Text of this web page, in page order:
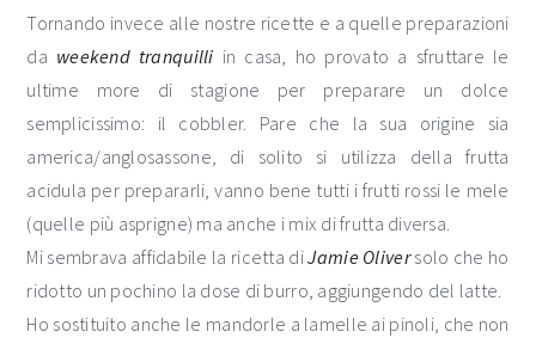
Tornando invece alle nostre ricette e a quelle preparazioni
da weekend tranquilli in casa, ho provato a sfruttare le
ultime more di stagione per preparare un dolce
semplicissimo: il cobbler. Pare che la sua origine sia
america/anglosassone, di solito si utilizza della frutta
acidula per prepararli, vanno bene tutti i frutti rossi le mele
(quelle più asprigne) ma anche i mix di frutta diversa.
Mi sembrava affidabile la ricetta diJamie Oliversolo che ho
ridotto un pochino la dose di burro, aggiungendo del latte.
Ho sostituito anche le mandorle a lamelle ai pinoli, che non